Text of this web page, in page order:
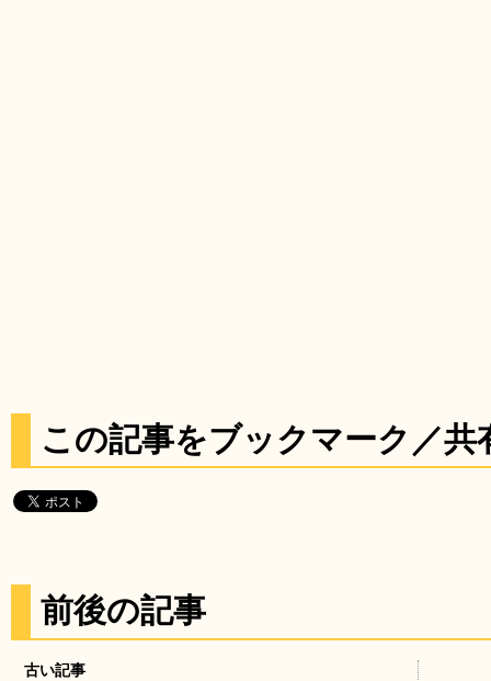
この記事をブックマーク／共
前後の記事
古い記事